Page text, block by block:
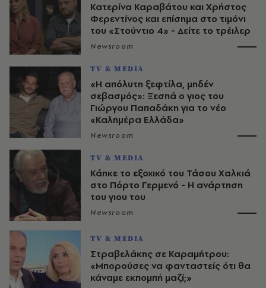
Κατερίνα Καραβάτου και Χρήστος
Φερεντίνος και επίσημα στο τιμόνι
του «Στούντιο 4» - Δείτε το τρέιλερ
Newsroom
TV & MEDIA
«Η απόλυτη ξεφτίλα, μηδέν
σεβασμός»: Ξεσπά ο γιος του
Γιώργου Παπαδάκη για το νέο
«Καλημέρα Ελλάδα»
Newsroom
TV & MEDIA
Κάηκε το εξοχικό του Τάσου Χαλκιά
στο Πόρτο Γερμενό - Η ανάρτηση
του γιου του
Newsroom
TV & MEDIA
Στραβελάκης σε Καραμήτρου:
«Μπορούσες να φανταστείς ότι θα
κάναμε εκπομπή μαζί;»